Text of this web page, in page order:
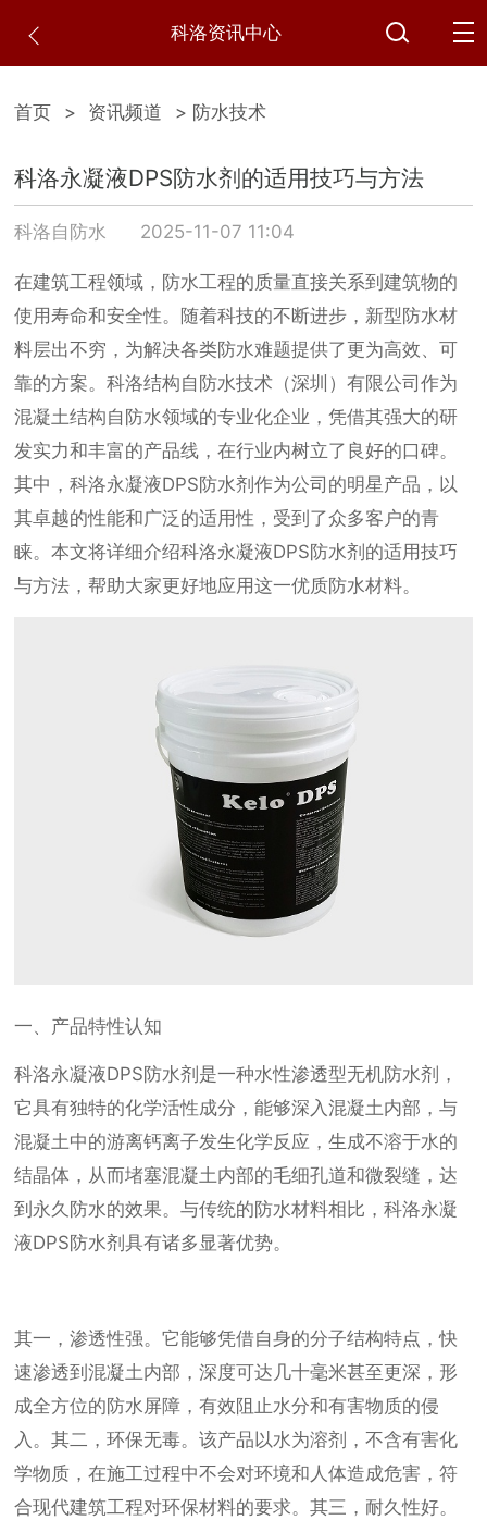
科洛资讯中心
首页 > 资讯频道 > 防水技术
科洛永凝液DPS防水剂的适用技巧与方法
科洛自防水 2025-11-07 11:04
在建筑工程领域，防水工程的质量直接关系到建筑物的
使用寿命和安全性。随着科技的不断进步，新型防水材
料层出不穷，为解决各类防水难题提供了更为高效、可
靠的方案。科洛结构自防水技术（深圳）有限公司作为
混凝土结构自防水领域的专业化企业，凭借其强大的研
发实力和丰富的产品线，在行业内树立了良好的口碑。
其中，科洛永凝液DPS防水剂作为公司的明星产品，以
其卓越的性能和广泛的适用性，受到了众多客户的青
睐。本文将详细介绍科洛永凝液DPS防水剂的适用技巧
与方法，帮助大家更好地应用这一优质防水材料。
一、产品特性认知
科洛永凝液DPS防水剂是一种水性渗透型无机防水剂，
它具有独特的化学活性成分，能够深入混凝土内部，与
混凝土中的游离钙离子发生化学反应，生成不溶于水的
结晶体，从而堵塞混凝土内部的毛细孔道和微裂缝，达
到永久防水的效果。与传统的防水材料相比，科洛永凝
液DPS防水剂具有诸多显著优势。
其一，渗透性强。它能够凭借自身的分子结构特点，快
速渗透到混凝土内部，深度可达几十毫米甚至更深，形
成全方位的防水屏障，有效阻止水分和有害物质的侵
入。其二，环保无毒。该产品以水为溶剂，不含有害化
学物质，在施工过程中不会对环境和人体造成危害，符
合现代建筑工程对环保材料的要求。其三，耐久性好。